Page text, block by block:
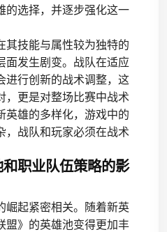
的选择，并逐步强化这一
其技能与属性较为独特的
面发生剧变。战队在适应
进行创新的战术调整，这
，更是对整场比赛中战术
英雄的多样化，游戏中的
，战队和玩家必须在战术
职业队伍策略的影
崛起紧密相关。随着新英
盟》的英雄池变得更加丰